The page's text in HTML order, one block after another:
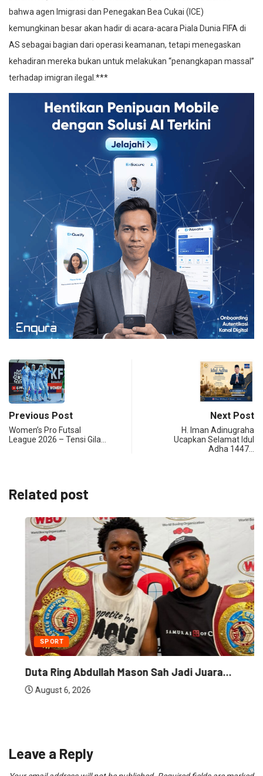
bahwa agen Imigrasi dan Penegakan Bea Cukai (ICE)
kemungkinan besar akan hadir di acara-acara Piala Dunia FIFA di
AS sebagai bagian dari operasi keamanan, tetapi menegaskan
kehadiran mereka bukan untuk melakukan “penangkapan massal”
terhadap imigran ilegal.***
Previous Post
Women’s Pro Futsal
League 2026 – Tensi Gila…
Next Post
H. Iman Adinugraha
Ucapkan Selamat Idul
Adha 1447…
Related post
SPORT
Duta Ring Abdullah Mason Sah Jadi Juara...
August 6, 2026
Leave a Reply